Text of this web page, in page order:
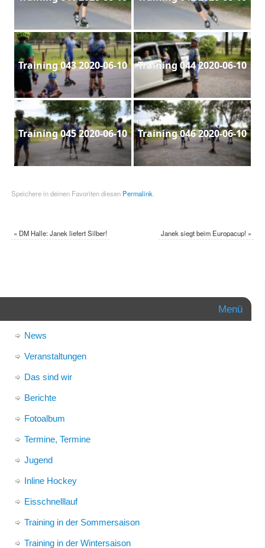
Training 043 2020-06-10 Training 044 2020-06-10
Training 045 2020-06-10 Training 046 2020-06-10
Speichere in deinen Favoriten diesen Permalink
«DM Halle: Janek liefert Silber! Janek siegt beim Europacup! »
Menü
News
Veranstaltungen
Das sind wir
Berichte
Fotoalbum
Termine, Termine
Jugend
Inline Hockey
Eisschnelllauf
Training in der Sommersaison
Training in der Wintersaison